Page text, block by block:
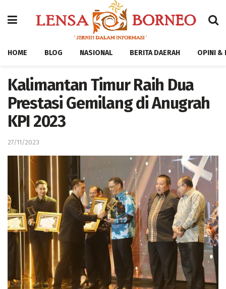
HOME BLOG NASIONAL BERITA DAERAH OPINI &
Kalimantan Timur Raih Dua
Prestasi Gemilang di Anugrah
KPI 2023
27/11/2023